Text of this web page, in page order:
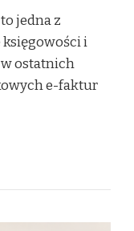
jedna z
i
ostatnich
e-faktur